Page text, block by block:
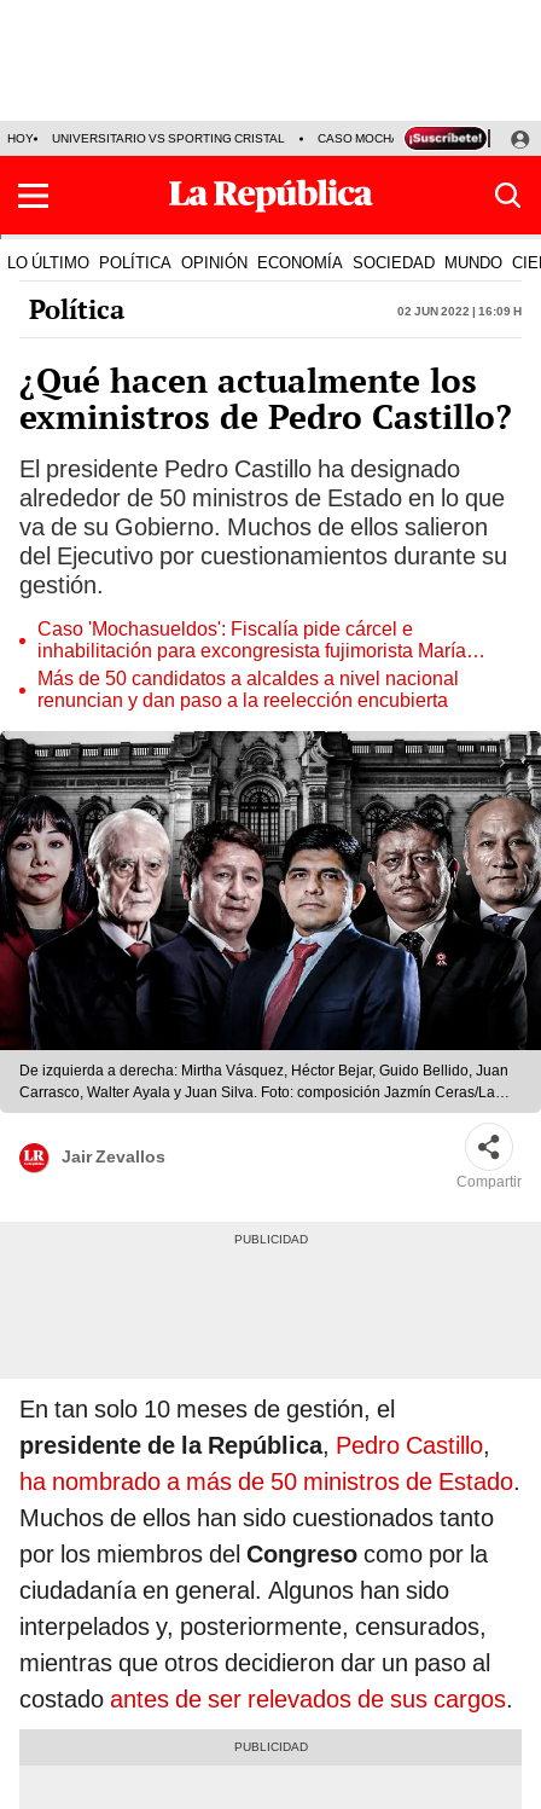
HOY UNIVERSITARIO VS SPORTING CRISTAL CASO MOCHASUELDOS
LO ÚLTIMO POLÍTICA OPINIÓN ECONOMÍA SOCIEDAD MUNDO
Política 02 Jun 2022 | 16:09 h
¿Qué hacen actualmente los
exministros de Pedro Castillo?
El presidente Pedro Castillo ha designado
alrededor de 50 ministros de Estado en lo que
va de su Gobierno. Muchos de ellos salieron
del Ejecutivo por cuestionamientos durante su
gestión.
Caso 'Mochasueldos': Fiscalía pide cárcel e
inhabilitación para excongresista fujimorista María
Cordero Jon Tay
Más de 50 candidatos a alcaldes a nivel nacional
renuncian y dan paso a la reelección encubierta
De izquierda a derecha: Mirtha Vásquez, Héctor Bejar, Guido Bellido, Juan
Carrasco, Walter Ayala y Juan Silva. Foto: composición Jazmín Ceras/La
República
Jair Zevallos
Compartir
En tan solo 10 meses de gestión, el
presidente de la República, Pedro Castillo,
ha nombrado a más de 50 ministros de Estado.
Muchos de ellos han sido cuestionados tanto
por los miembros del Congreso como por la
ciudadanía en general. Algunos han sido
interpelados y, posteriormente, censurados,
mientras que otros decidieron dar un paso al
costado antes de ser relevados de sus cargos.